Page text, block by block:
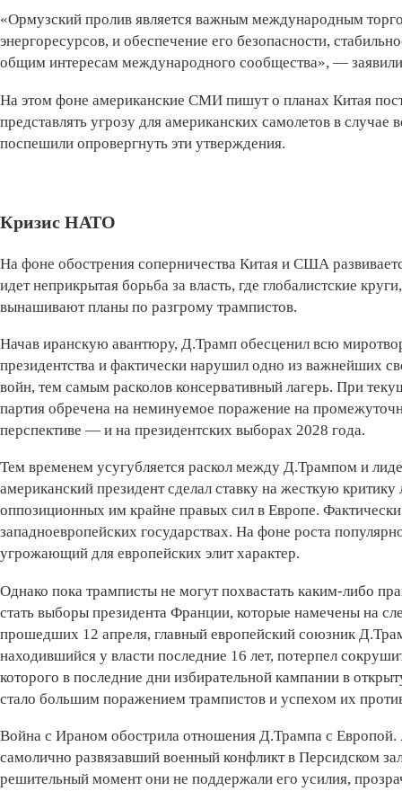
«Ормузский пролив является важным международным
энергоресурсов, и обеспечение его безопасности,
общим интересам международного сообщества», —
На этом фоне американские СМИ пишут о планах Китая
представлять угрозу для американских самолетов в
поспешили опровергнуть эти утверждения.
Кризис НАТО
На фоне обострения соперничества Китая и США
идет неприкрытая борьба за власть, где глобалистские
вынашивают планы по разгрому трампистов.
Начав иранскую авантюру, Д.Трамп обесценил всю
президентства и фактически нарушил одно из важнейших
войн, тем самым расколов консервативный лагерь. При
партия обречена на неминуемое поражение на
перспективе — и на президентских выборах 2028 года.
Тем временем усугубляется раскол между Д.Трампом и
американский президент сделал ставку на жесткую
оппозиционных им крайне правых сил в Европе.
западноевропейских государствах. На фоне роста
угрожающий для европейских элит характер.
Однако пока трамписты не могут похвастать каким-либо
стать выборы президента Франции, которые намечены на
прошедших 12 апреля, главный европейский союзник
находившийся у власти последние 16 лет, потерпел
которого в последние дни избирательной кампании в
стало большим поражением трампистов и успехом их
Война с Ираном обострила отношения Д.Трампа с Европой.
самолично развязавший военный конфликт в Персидском
решительный момент они не поддержали его усилия,